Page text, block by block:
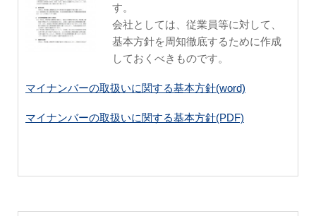
す。
会社としては、従業員等に対して、
基本方針を周知徹底するために作成
しておくべきものです。
マイナンバーの取扱いに関する基本方針(word)
マイナンバーの取扱いに関する基本方針(PDF)